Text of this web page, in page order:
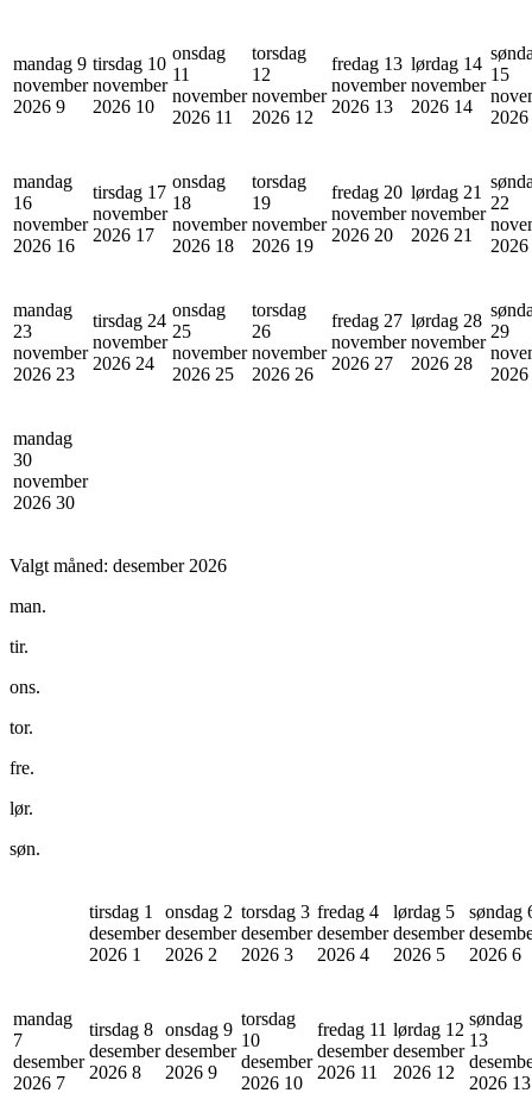
mandag 9
november
2026 9
tirsdag 10
november
2026 10
onsdag
11
november
2026 11
torsdag
12
november
2026 12
fredag 13
november
2026 13
lørdag 14
november
2026 14
15
2026
mandag
16
november
2026 16
tirsdag 17
november
2026 17
onsdag
18
november
2026 18
torsdag
19
november
2026 19
fredag 20
november
2026 20
lørdag 21
november
2026 21
22
2026
mandag
23
november
2026 23
tirsdag 24
november
2026 24
onsdag
25
november
2026 25
torsdag
26
november
2026 26
fredag 27
november
2026 27
lørdag 28
november
2026 28
29
2026
mandag
30
november
2026 30
Valgt måned: desember 2026
man.
tir.
ons.
tor.
fre.
lør.
søn.
tirsdag 1
desember
2026 1
onsdag 2
desember
2026 2
torsdag 3
desember
2026 3
fredag 4
desember
2026 4
lørdag 5
desember
2026 5
søndag
2026 6
mandag
7
desember
2026 7
tirsdag 8
desember
2026 8
onsdag 9
desember
2026 9
torsdag
10
desember
2026 10
fredag 11
desember
2026 11
lørdag 12
desember
2026 12
søndag
13
2026 13